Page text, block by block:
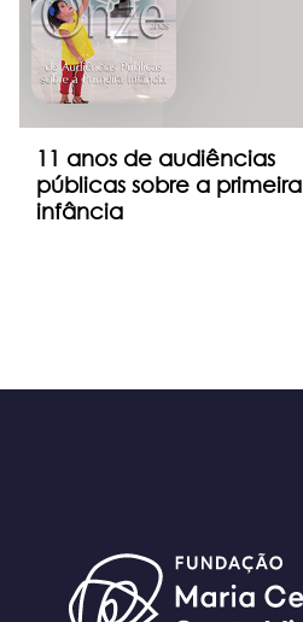
11 anos de audiências
públicas sobre a primeira
infância